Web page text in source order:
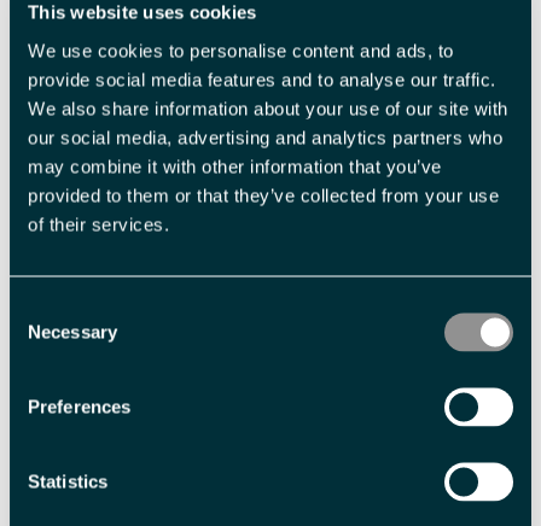
This website uses cookies
We use cookies to personalise content and ads, to
provide social media features and to analyse our traffic.
We also share information about your use of our site with
our social media, advertising and analytics partners who
may combine it with other information that you’ve
provided to them or that they’ve collected from your use
of their services.
Selection
Necessary
Preferences
Statistics
Språk
Engelsk
Varighet
1 dag 7 timer